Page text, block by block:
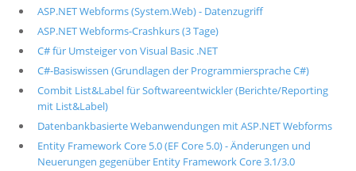
ASP.NET Webforms (System.Web) - Datenzugriff
ASP.NET Webforms-Crashkurs (3 Tage)
C# für Umsteiger von Visual Basic .NET
C#-Basiswissen (Grundlagen der Programmiersprache C#)
Combit List&Label für Softwareentwickler (Berichte/Reporting
mit List&Label)
Datenbankbasierte Webanwendungen mit ASP.NET Webforms
Entity Framework Core 5.0 (EF Core 5.0) - Änderungen und
Neuerungen gegenüber Entity Framework Core 3.1/3.0